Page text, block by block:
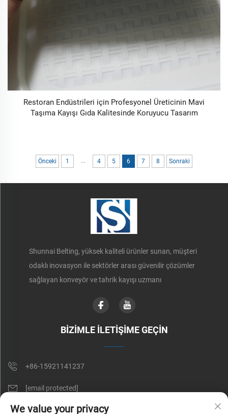
Restoran Endüstrileri için Profesyonel Üreticinin Mavi
Taşıma Kayışı Gıda Kalitesinde Koruyucu Tasarım
Önceki 1 ... 4 5 6 7 8 Sonraki
Shunnai Belting, yüksek kaliteli ürünler sunan, müşteri
odaklı inovasyon ile sektörler arası güvenilir çözümler
sağlayan konveyör ve tahrik kayışı uzmanı
BİZİMLE İLETİŞİME GEÇİN
+86-15921141237
[email protected]
RM 602, NO. 1509, CAOAN YOLU, ŞANGAY, ÇİN
We value your privacy